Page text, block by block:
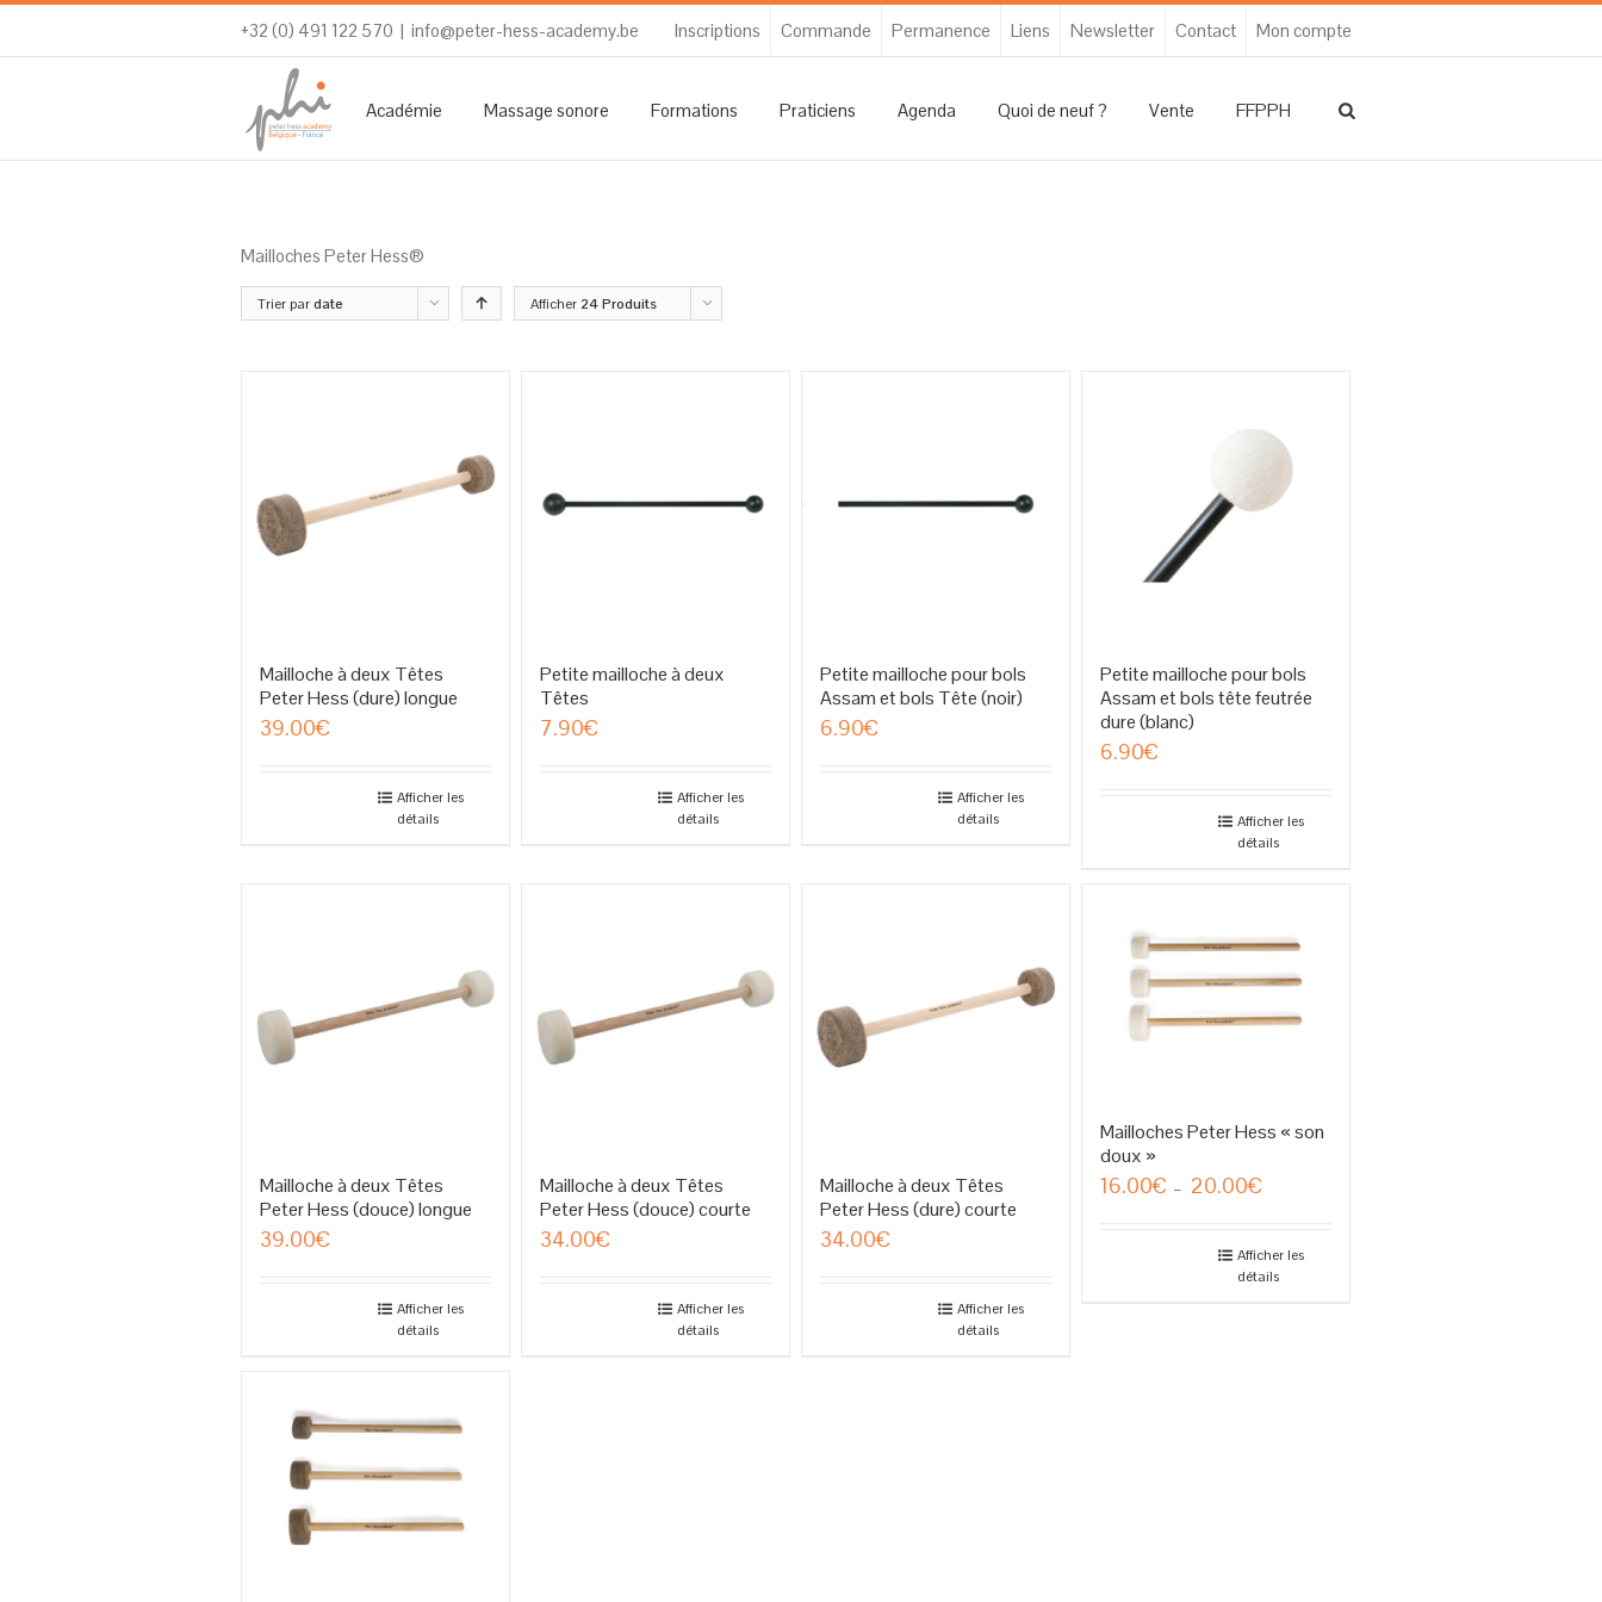
+32 (0) 491 122 570 | info@peter-hess-academy.be Inscriptions Commande Permanence Liens Newsletter Contact Mon compte
Académie Massage sonore Formations Praticiens Agenda Quoi de neuf ? Vente FFPPH
Mailloches Peter Hess®
Trier pardate Afficher 24 Produits
Mailloche à deux Têtes
Peter Hess (dure) longue
39.00€
Afficher les
détails
Petite mailloche à deux
Têtes
7.90€
Afficher les
détails
Petite mailloche pour bols
Assam et bols Tête (noir)
6.90€
Afficher les
détails
Petite mailloche pour bols
Assam et bols tête feutrée
dure (blanc)
6.90€
Afficher les
détails
Mailloche à deux Têtes
Peter Hess (douce) longue
39.00€
Afficher les
détails
Mailloche à deux Têtes
Peter Hess (douce) courte
34.00€
Afficher les
détails
Mailloche à deux Têtes
Peter Hess (dure) courte
34.00€
Afficher les
détails
Mailloches Peter Hess « son
doux »
16.00€ – 20.00€Plage
16.00€
à
Afficher les
détails